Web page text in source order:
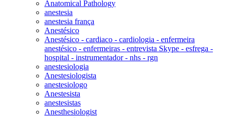
Anatomical Pathology
anestesia
anestesia frança
Anestésico
Anestésico - cardiaco - cardiologia - enfermeira
anestésico - enfermeiras - entrevista Skype - esfrega -
hospital - instrumentador - nhs - rgn
anestesiologia
Anestesiologista
anestesiologo
Anestesista
anestesistas
Anesthesiologist